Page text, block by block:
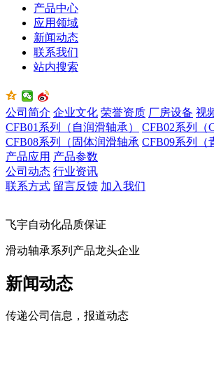
产品中心
应用领域
新闻动态
联系我们
站内搜索
公司简介 企业文化 荣誉资质 厂房设备 视
CFB01系列（自润滑轴承）
CFB02系列（
CFB08系列（固体润滑轴承 CFB09系列（
产品应用 产品参数
公司动态 行业资讯
联系方式 留言反馈 加入我们
飞宇自动化品质保证
滑动轴承系列产品龙头企业
新闻动态
传递公司信息，报道动态